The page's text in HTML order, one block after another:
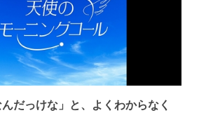
んだっけな」と、よくわからなく